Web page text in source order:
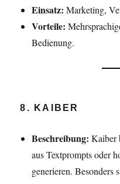
Einsatz: Marketing,
Vorteile:
Bedienung.
8. KAIBER
Beschreibung: Kaiber
aus Textprompts oder
generieren. Besonders